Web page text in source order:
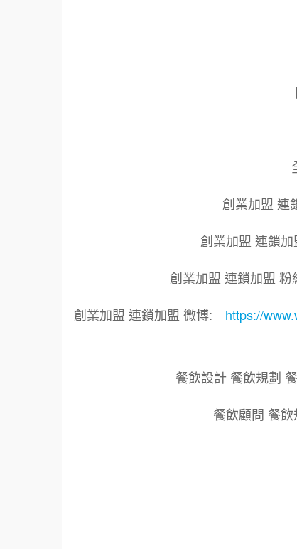
創業加盟 連
創業加盟 連鎖
創業加盟 連鎖加盟
創業加盟 連鎖加盟 微博: https://
餐飲設計 餐飲規劃
餐飲顧問 餐